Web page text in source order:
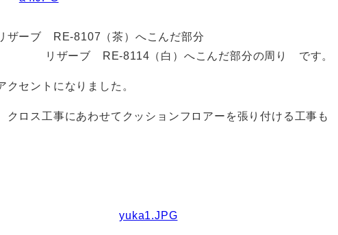
ザーブ RE-8107（茶）へこんだ部分
白）へこんだ部分の周り です。
セントになりました。
クロス工事にあわせてクッションフロアーを張り付ける工事も